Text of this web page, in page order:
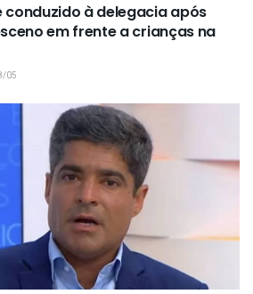
conduzido à delegacia após
em frente a crianças na
05